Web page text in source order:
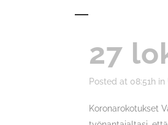
27
Posted at 08:51h in
Koronarokotukset